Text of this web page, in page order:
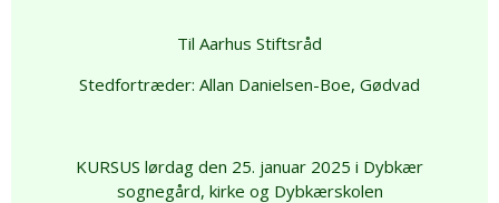
Til Aarhus Stiftsråd
Stedfortræder: Allan Danielsen-Boe, Gødvad
KURSUS lørdag den 25. januar 2025 i Dybkær
sognegård, kirke og Dybkærskolen